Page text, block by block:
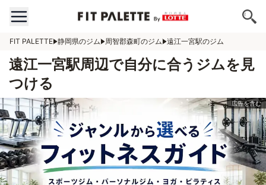
FIT PALETTE 静岡県のジム 周智郡森町のジム 遠江一宮駅のジム
遠江一宮駅周辺で自分に合うジムを見
つける